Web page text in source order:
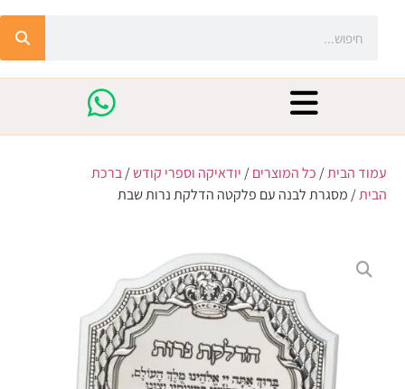
עמוד הבית/ כל המוצרים/ יודאיקה וספרי קודש/ברכת
הבית/ מסגרת לבנה עם פלקטה הדלקת נרות שבת